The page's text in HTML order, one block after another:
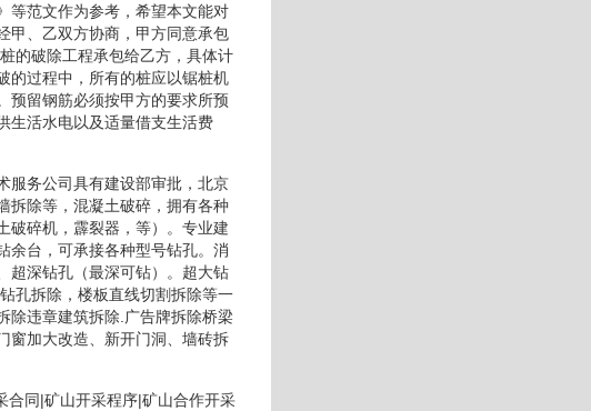
等范文作为参考，希望本文能对
甲、乙双方协商，甲方同意承包
的破除工程承包给乙方，具体计
的过程中，所有的桩应以锯桩机
预留钢筋必须按甲方的要求所预
生活水电以及适量借支生活费
服务公司具有建设部审批，北京
拆除等，混凝土破碎，拥有各种
破碎机，霹裂器，等）。专业建
余台，可承接各种型号钻孔。消
超深钻孔（最深可钻）。超大钻
孔拆除，楼板直线切割拆除等一
除违章建筑拆除.广告牌拆除桥梁
窗加大改造、新开门洞、墙砖拆
合同|矿山开采程序|矿山合作开采